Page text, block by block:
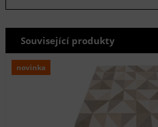
Související produkty
novinka